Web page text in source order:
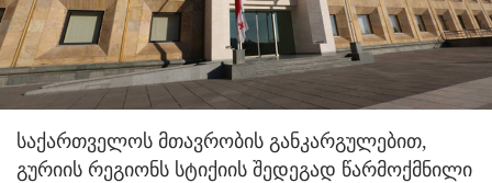
საქართველოს მთავრობის განკარგულებით,
გურიის რეგიონს სტიქიის შედეგად წარმოქმნილი